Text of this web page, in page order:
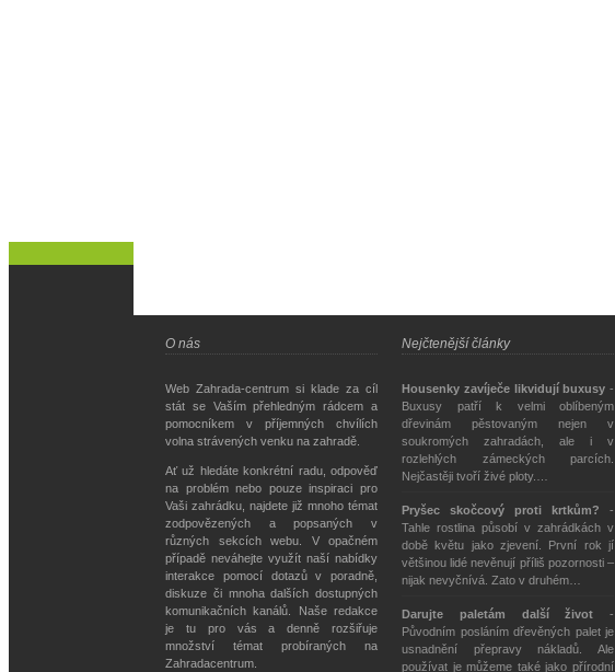
O nás
Web Zahrada-centrum si klade za cíl
stát se Vaším přehledným rádcem a
pomocníkem v příjemných chvílích
volna strávených venku na zahradě.
Ať už hledáte konkrétní radu, odpověď
na problém nebo pouze inspiraci pro
Vaši zahrádku, najdete již mnoho témat
zodpovězených a popsaných v
různých sekcích webu. V opačném
případě neváhejte využít naší nabídky
interakce pomocí dotazů v poradně,
diskuze či mnoha dalších dostupných
komunikačních kanálů. Naše redakce
je tu pro vás a denně rozšiřuje
množství témat probíraných na
Zahradacentrum.
Nejčtenější články
Housenky zavíječe likvidují buxusy -
Buxusy patří k velmi oblíbeným
dřevinám pěstovaným nejen v
soukromých zahradách, ale i v
rozlehlých zámeckých parcích.
Nejčastěji tvoří živé ploty.…
Pryšec skočcový proti krtkům? -
Tahle rostlina působí v zahrádkách v
době květu jako zjevení. První rok jí
většinou lidé nevěnují příliš pozornosti –
nijak nevyčnívá. Zato v druhém…
Darujte paletám další život -
Původním posláním dřevěných palet je
usnadnění přepravy nákladů. Ale
používat je můžeme také jako přírodní